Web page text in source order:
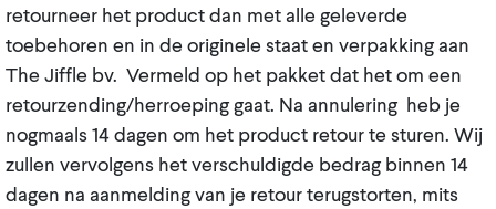
retourneer het product dan met alle geleverde
toebehoren en in de originele staat en verpakking aan
The Jiffle bv. Vermeld op het pakket dat het om een
retourzending/herroeping gaat. Na annulering heb je
nogmaals 14 dagen om het product retour te sturen. Wij
zullen vervolgens het verschuldigde bedrag binnen 14
dagen na aanmelding van je retour terugstorten, mits